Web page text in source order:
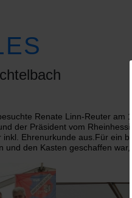
Renate Linn-Reuter
der Präsident vom
Ehrenurkunde aus.Für ein
und den Kasten geschaffen